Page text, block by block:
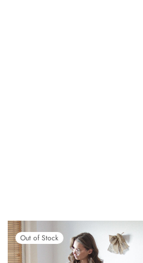
Out of Stock